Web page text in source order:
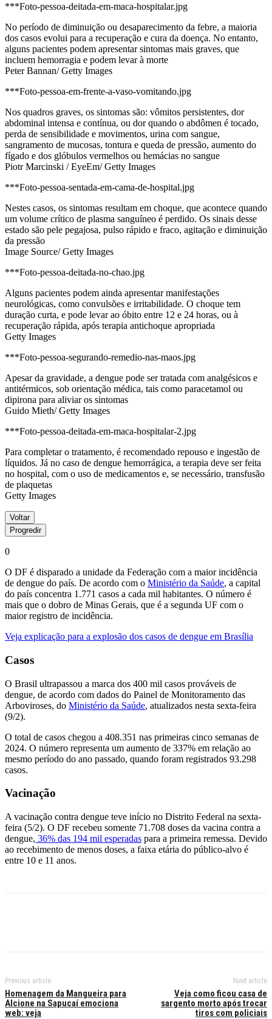
***Foto-pessoa-deitada-em-maca-hospitalar.jpg
No período de diminuição ou desaparecimento da febre, a maioria
dos casos evolui para a recuperação e cura da doença. No entanto,
alguns pacientes podem apresentar sintomas mais graves, que
incluem hemorragia e podem levar à morte
Peter Bannan/ Getty Images
***Foto-pessoa-em-frente-a-vaso-vomitando.jpg
Nos quadros graves, os sintomas são: vômitos persistentes, dor
abdominal intensa e contínua, ou dor quando o abdômen é tocado,
perda de sensibilidade e movimentos, urina com sangue,
sangramento de mucosas, tontura e queda de pressão, aumento do
fígado e dos glóbulos vermelhos ou hemácias no sangue
Piotr Marcinski / EyeEm/ Getty Images
***Foto-pessoa-sentada-em-cama-de-hospital.jpg
Nestes casos, os sintomas resultam em choque, que acontece quando
um volume crítico de plasma sanguíneo é perdido. Os sinais desse
estado são pele pegajosa, pulso rápido e fraco, agitação e diminuição
da pressão
Image Source/ Getty Images
***Foto-pessoa-deitada-no-chao.jpg
Alguns pacientes podem ainda apresentar manifestações
neurológicas, como convulsões e irritabilidade. O choque tem
duração curta, e pode levar ao óbito entre 12 e 24 horas, ou à
recuperação rápida, após terapia antichoque apropriada
Getty Images
***Foto-pessoa-segurando-remedio-nas-maos.jpg
Apesar da gravidade, a dengue pode ser tratada com analgésicos e
antitérmicos, sob orientação médica, tais como paracetamol ou
dipirona para aliviar os sintomas
Guido Mieth/ Getty Images
***Foto-pessoa-deitada-em-maca-hospitalar-2.jpg
Para completar o tratamento, é recomendado repouso e ingestão de
líquidos. Já no caso de dengue hemorrágica, a terapia deve ser feita
no hospital, com o uso de medicamentos e, se necessário, transfusão
de plaquetas
Getty Images
Voltar
Progredir
0
O DF é disparado a unidade da Federação com a maior incidência
de dengue do país. De acordo com o Ministério da Saúde, a capital
do país concentra 1.771 casos a cada mil habitantes. O número é
mais que o dobro de Minas Gerais, que é a segunda UF com o
maior registro de incidência.
Veja explicação para a explosão dos casos de dengue em Brasília
Casos
O Brasil ultrapassou a marca dos 400 mil casos prováveis de
dengue, de acordo com dados do Painel de Monitoramento das
Arboviroses, do Ministério da Saúde, atualizados nesta sexta-feira
(9/2).
O total de casos chegou a 408.351 nas primeiras cinco semanas de
2024. O número representa um aumento de 337% em relação ao
mesmo período do ano passado, quando foram registrados 93.298
casos.
Vacinação
A vacinação contra dengue teve início no Distrito Federal na sexta-
feira (5/2). O DF recebeu somente 71.708 doses da vacina contra a
dengue, 36% das 194 mil esperadas para a primeira remessa. Devido
ao recebimento de menos doses, a faixa etária do público-alvo é
entre 10 e 11 anos.
Previous article
Homenagem da Mangueira para
Alcione na Sapucaí emociona
web: veja
Next article
Veja como ficou casa de
sargento morto após trocar
tiros com policiais